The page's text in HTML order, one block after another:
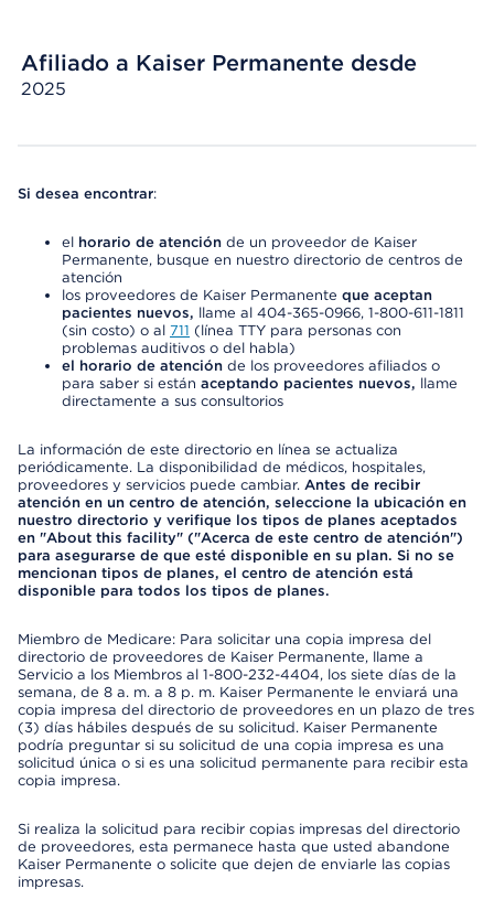
Afiliado a Kaiser Permanente desde
2025
Si desea encontrar:
el horario de atención de un proveedor de Kaiser
Permanente, busque en nuestro directorio de centros de
atención
los proveedores de Kaiser Permanente que aceptan
pacientes nuevos, llame al 404-365-0966, 1-800-611-1811
(sin costo) o al 711 (línea TTY para personas con
problemas auditivos o del habla)
el horario de atención de los proveedores afiliados o
para saber si están aceptando pacientes nuevos, llame
directamente a sus consultorios
La información de este directorio en línea se actualiza
periódicamente. La disponibilidad de médicos, hospitales,
proveedores y servicios puede cambiar. Antes de recibir
atención en un centro de atención, seleccione la ubicación en
nuestro directorio y verifique los tipos de planes aceptados
en "About this facility" ("Acerca de este centro de atención")
para asegurarse de que esté disponible en su plan. Si no se
mencionan tipos de planes, el centro de atención está
disponible para todos los tipos de planes.
Miembro de Medicare: Para solicitar una copia impresa del
directorio de proveedores de Kaiser Permanente, llame a
Servicio a los Miembros al 1-800-232-4404, los siete días de la
semana, de 8 a. m. a 8 p. m. Kaiser Permanente le enviará una
copia impresa del directorio de proveedores en un plazo de tres
(3) días hábiles después de su solicitud. Kaiser Permanente
podría preguntar si su solicitud de una copia impresa es una
solicitud única o si es una solicitud permanente para recibir esta
copia impresa.
Si realiza la solicitud para recibir copias impresas del directorio
de proveedores, esta permanece hasta que usted abandone
Kaiser Permanente o solicite que dejen de enviarle las copias
impresas.